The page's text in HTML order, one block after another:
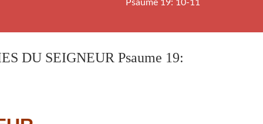
Psaume 19: 10-11
DU SEIGNEUR Psaume 19: